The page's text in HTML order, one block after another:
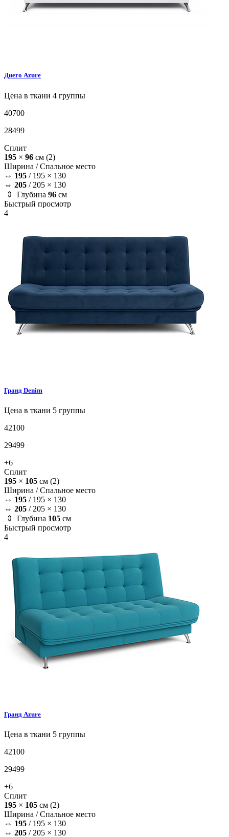
Диего Azure
Цена в ткани 4 группы
40700
28499
Сплит
195 × 96 см (2)
Ширина /Спальное место
⇔ 195 / 195 × 130
⇔ 205 / 205 × 130
⇕ Глубина 96 см
Быстрый просмотр
4
Гранд Denim
Цена в ткани 5 группы
42100
29499
+6
Сплит
195 × 105 см (2)
Ширина /Спальное место
⇔ 195 / 195 × 130
⇔ 205 / 205 × 130
⇕ Глубина 105 см
Быстрый просмотр
4
Гранд Azure
Цена в ткани 5 группы
42100
29499
+6
Сплит
195 × 105 см (2)
Ширина /Спальное место
⇔ 195 / 195 × 130
⇔ 205 / 205 × 130